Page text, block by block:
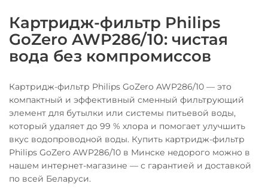
Картридж-фильтр Philips
GoZero AWP286/10: чистая
вода без компромиссов
Картридж-фильтр Philips GoZero AWP286/10 — это
компактный и эффективный сменный фильтрующий
элемент для бутылки или системы питьевой воды,
который удаляет до 99 % хлора и помогает улучшить
вкус водопроводной воды. Купить картридж-фильтр
Philips GoZero AWP286/10 в Минске недорого можно в
нашем интернет-магазине — с гарантией и доставкой
по всей Беларуси.